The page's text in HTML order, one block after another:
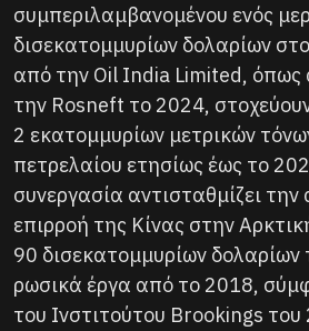
συμπεριλαμβανομένου ενός
δισεκατομμυρίων δολαρίων
από την Oil India Limited,
την Rosneft το 2024,
2 εκατομμυρίων μετρικών
πετρελαίου ετησίως έως το
συνεργασία αντισταθμίζει
επιρροή της Κίνας στην
90 δισεκατομμυρίων δολαρίων
ρωσικά έργα από το 2018,
του Ινστιτούτου Brookings του